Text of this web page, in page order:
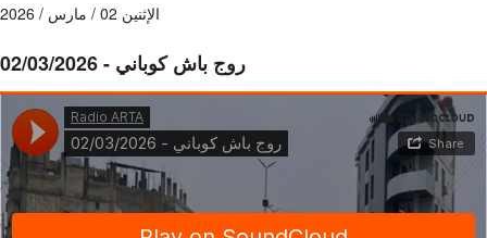
الإثنين 02 / مارس / 2026
روج باش كوباني - 02/03/2026